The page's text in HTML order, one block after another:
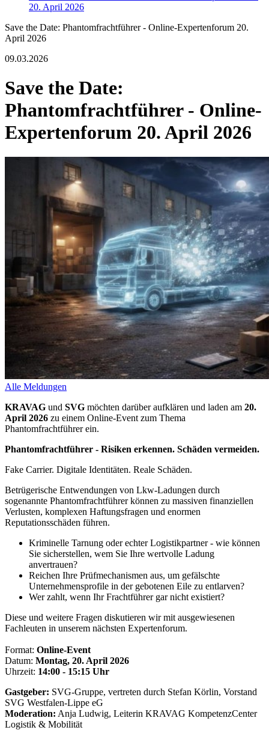
20. April 2026
Save the Date: Phantomfrachtführer - Online-Expertenforum 20.
April 2026
09.03.2026
Save the Date:
Phantomfrachtführer - Online-
Expertenforum 20. April 2026
Alle Meldungen
KRAVAG und SVG möchten darüber aufklären und laden am 20.
April 2026 zu einem Online-Event zum Thema
Phantomfrachtführer ein.
Phantomfrachtführer - Risiken erkennen. Schäden vermeiden.
Fake Carrier. Digitale Identitäten. Reale Schäden.
Betrügerische Entwendungen von Lkw-Ladungen durch
sogenannte Phantomfrachtführer können zu massiven finanziellen
Verlusten, komplexen Haftungsfragen und enormen
Reputationsschäden führen.
Kriminelle Tarnung oder echter Logistikpartner - wie können
Sie sicherstellen, wem Sie Ihre wertvolle Ladung
anvertrauen?
Reichen Ihre Prüfmechanismen aus, um gefälschte
Unternehmensprofile in der gebotenen Eile zu entlarven?
Wer zahlt, wenn Ihr Frachtführer gar nicht existiert?
Diese und weitere Fragen diskutieren wir mit ausgewiesenen
Fachleuten in unserem nächsten Expertenforum.
Format: Online-Event
Datum: Montag, 20. April 2026
Uhrzeit: 14:00 - 15:15 Uhr
Gastgeber: SVG-Gruppe, vertreten durch Stefan Körlin, Vorstand
SVG Westfalen-Lippe eG
Moderation: Anja Ludwig, Leiterin KRAVAG KompetenzCenter
Logistik & Mobilität